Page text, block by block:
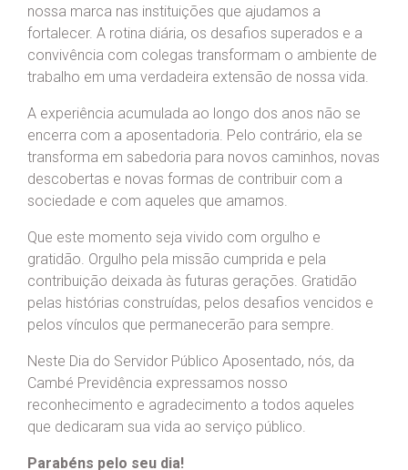
nossa marca nas instituições que ajudamos a
fortalecer. A rotina diária, os desafios superados e a
convivência com colegas transformam o ambiente de
trabalho em uma verdadeira extensão de nossa vida.
A experiência acumulada ao longo dos anos não se
encerra com a aposentadoria. Pelo contrário, ela se
transforma em sabedoria para novos caminhos, novas
descobertas e novas formas de contribuir com a
sociedade e com aqueles que amamos.
Que este momento seja vivido com orgulho e
gratidão. Orgulho pela missão cumprida e pela
contribuição deixada às futuras gerações. Gratidão
pelas histórias construídas, pelos desafios vencidos e
pelos vínculos que permanecerão para sempre.
Neste Dia do Servidor Público Aposentado, nós, da
Cambé Previdência expressamos nosso
reconhecimento e agradecimento a todos aqueles
que dedicaram sua vida ao serviço público.
Parabéns pelo seu dia!